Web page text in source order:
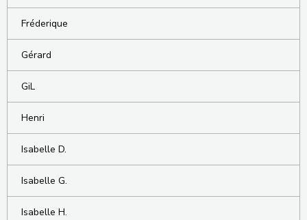
Fréderique
Gérard
GiL
Henri
Isabelle D.
Isabelle G.
Isabelle H.